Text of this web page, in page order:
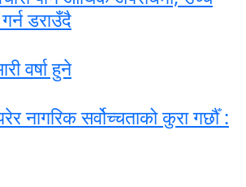
डराउँदै
वर्षा हुने
नागरिक सर्वोच्चताको कुरा गर्छौँ :